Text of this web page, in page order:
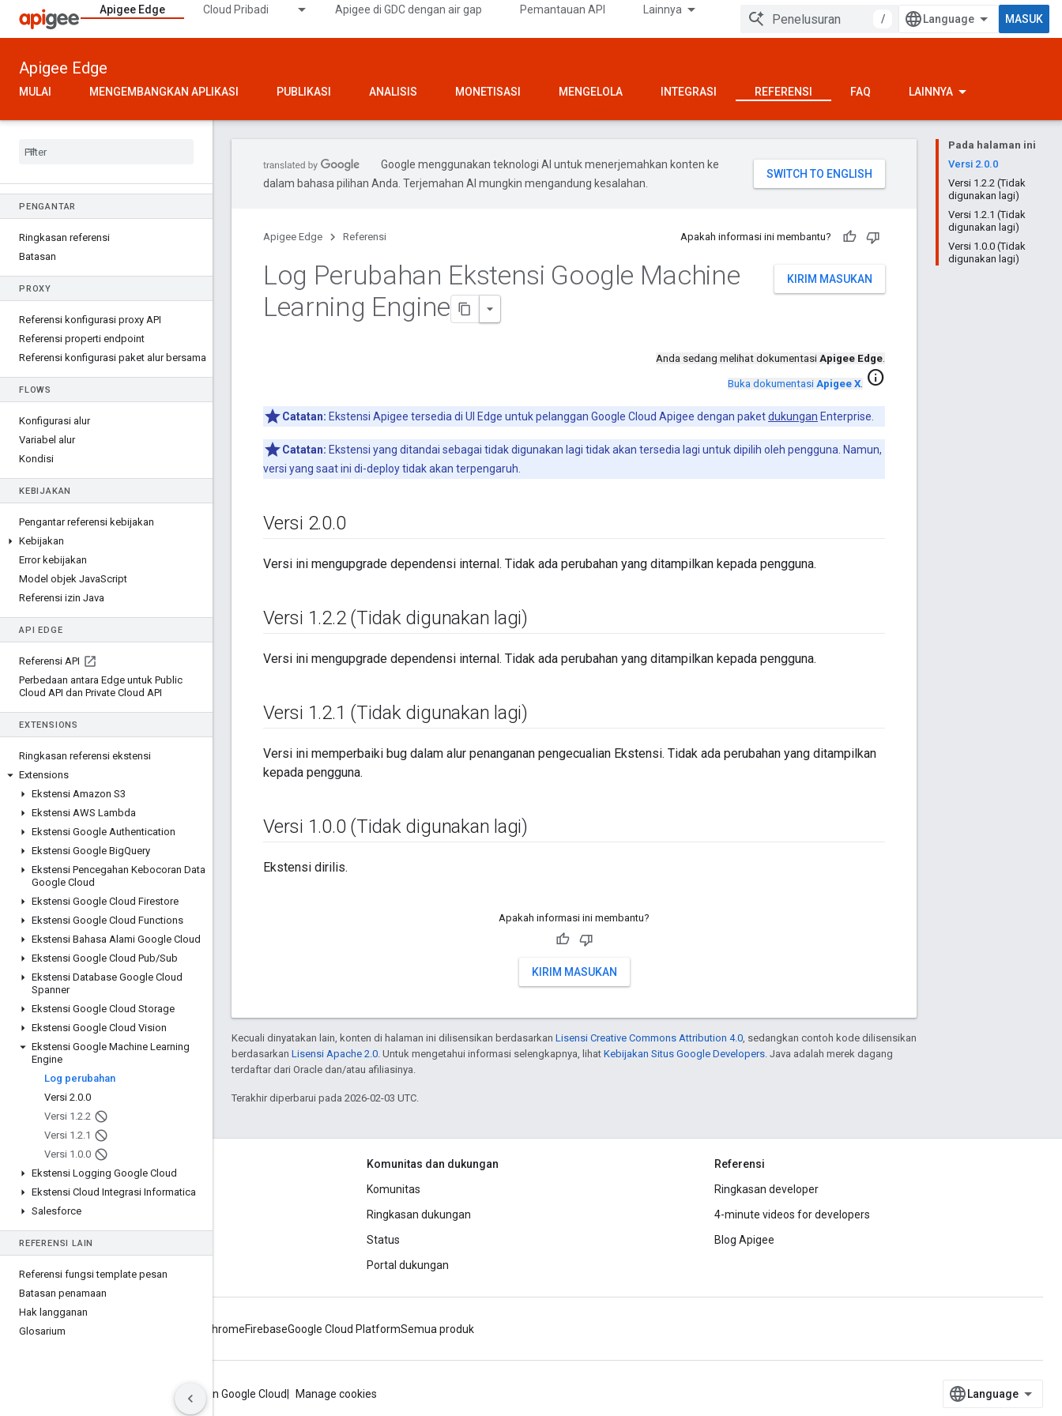
Apigee Edge Cloud Pribadi Apigee di GDC dengan air gap Pemantauan API Lainnya
/ MASUK
Apigee Edge
MULAI MENGEMBANGKAN APLIKASI PUBLIKASI ANALISIS MONETISASI MENGELOLA INTEGRASI REFERENSI FAQ LAINNYA
PENGANTAR
Ringkasan referensi
Batasan
PROXY
Referensi konfigurasi proxy API
Referensi properti endpoint
Referensi konfigurasi paket alur bersama
FLOWS
Konfigurasi alur
Variabel alur
Kondisi
KEBIJAKAN
Pengantar referensi kebijakan
Kebijakan
Error kebijakan
Model objek JavaScript
Referensi izin Java
API EDGE
Referensi API
Perbedaan antara Edge untuk Public
Cloud API dan Private Cloud API
EXTENSIONS
Ringkasan referensi ekstensi
Extensions
Ekstensi Amazon S3
Ekstensi AWS Lambda
Ekstensi Google Authentication
Ekstensi Google BigQuery
Ekstensi Pencegahan Kebocoran Data
Google Cloud
Ekstensi Google Cloud Firestore
Ekstensi Google Cloud Functions
Ekstensi Bahasa Alami Google Cloud
Ekstensi Google Cloud Pub/Sub
Ekstensi Database Google Cloud
Spanner
Ekstensi Google Cloud Storage
Ekstensi Google Cloud Vision
Ekstensi Google Machine Learning
Engine
Log perubahan
Versi 2.0.0
Versi 1 .2.2
Versi 1 .2.1
Versi 1 .0.0
Ekstensi Logging Google Cloud
Ekstensi Cloud Integrasi Informatica
Salesforce
REFERENSI LAIN
Referensi fungsi template pesan
Batasan penamaan
Hak langganan
Glosarium
Pada halaman ini
Versi 2.0.0
Versi 1.2.2 (Tidak
digunakan lagi)
Versi 1.2.1 (Tidak
digunakan lagi)
Versi 1.0.0 (Tidak
digunakan lagi)
Google menggunakan teknologi AI untuk menerjemahkan konten ke
dalam bahasa pilihan Anda. Terjemahan AI mungkin mengandung kesalahan.
Apigee Edge Referensi Apakah informasi ini membantu?
KIRIM MASUKAN
Log Perubahan Ekstensi Google Machine
Learning Engine
Anda sedang melihat dokumentasi Apigee Edge.
Buka dokumentasi Apigee X. info
Catatan: Ekstensi Apigee tersedia di UI Edge untuk pelanggan Google Cloud Apigee dengan paketdukungan Enterprise.
Catatan: Ekstensi yang ditandai sebagai tidak digunakan lagi tidak akan tersedia lagi untuk dipilih oleh pengguna. Namun,
versi yang saat ini di-deploy tidak akan terpengaruh.
Versi 2.0.0
Versi ini mengupgrade dependensi internal. Tidak ada perubahan yang ditampilkan kepada pengguna.
Versi 1.2.2 (Tidak digunakan lagi)
Versi ini mengupgrade dependensi internal. Tidak ada perubahan yang ditampilkan kepada pengguna.
Versi 1.2.1 (Tidak digunakan lagi)
Versi ini memperbaiki bug dalam alur penanganan pengecualian Ekstensi. Tidak ada perubahan yang ditampilkan
kepada pengguna.
Versi 1.0.0 (Tidak digunakan lagi)
Ekstensi dirilis.
Apakah informasi ini membantu?
KIRIM MASUKAN
Kecuali dinyatakan lain, konten di halaman ini dilisensikan berdasarkan Lisensi Creative Commons Attribution 4.0, sedangkan contoh kode dilisensikan
berdasarkan Lisensi Apache 2.0. Untuk mengetahui informasi selengkapnya, lihat Kebijakan Situs Google Developers. Java adalah merek dagang
terdaftar dari Oracle dan/atau afiliasinya.
Terakhir diperbarui pada 2026-02-03 UTC.
Tentang Apigee
We're part of Google
Acara
Partner
Komunitas dan dukungan
Komunitas
Ringkasan dukungan
Status
Portal dukungan
Referensi
Ringkasan developer
4-minute videos for developers
Blog Apigee
ChromeFirebaseGoogle Cloud PlatformSemua produk
Persyaratan Google Cloud Manage cookies